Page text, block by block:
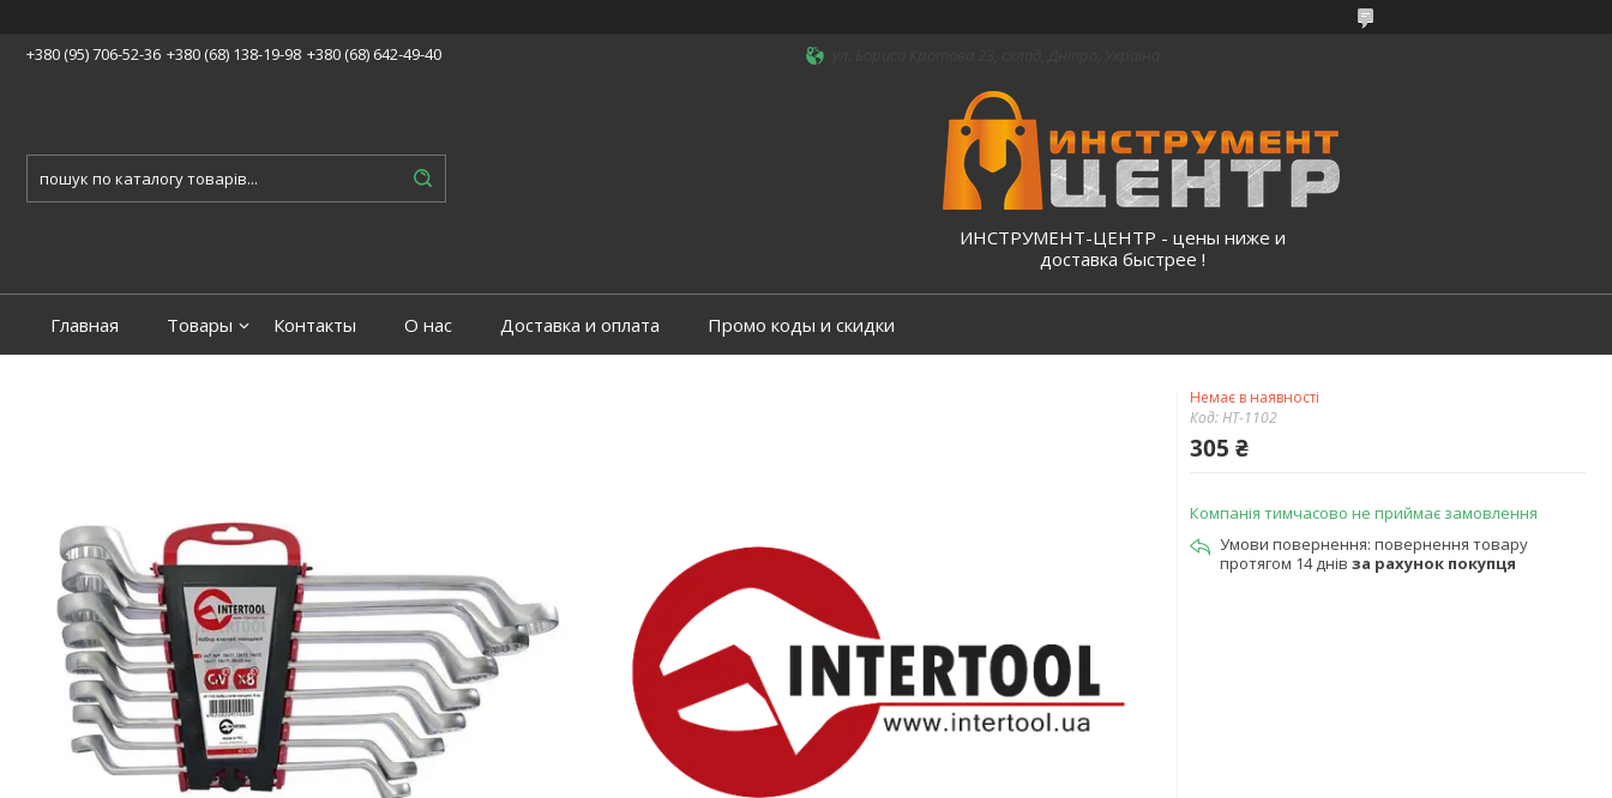
+380 (95) 706-52-36 +380 (68) 138-19-98 +380 (68) 642-49-40
ИНСТРУМЕНТ-ЦЕНТР - цены ниже и
доставка быстрее !
Главная Товары Контакты О нас Доставка и оплата Промо коды и скидки
Немає в наявності
Код:HT-1102
305 ₴
Компанія тимчасово не приймає замовлення
повернення товару
протягом 14 днів за рахунок покупця